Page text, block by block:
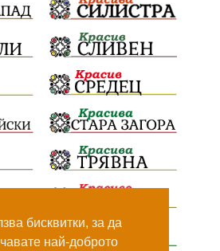
бисквитки, за да
най-доброто